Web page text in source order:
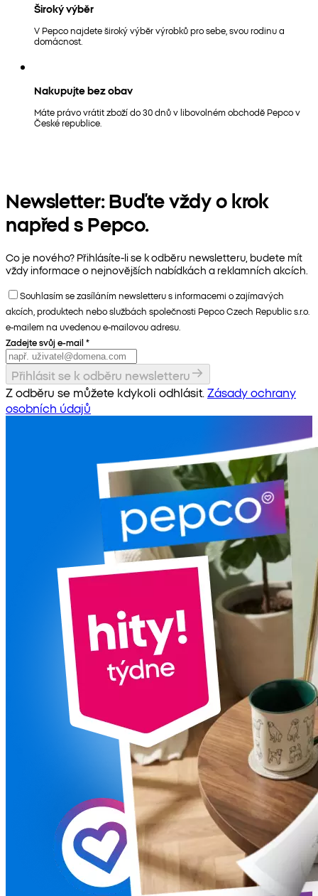
Široký výběr
V Pepco najdete široký výběr výrobků pro sebe, svou rodinu a
domácnost.
Nakupujte bez obav
Máte právo vrátit zboží do 30 dnů v libovolném obchodě Pepco v
České republice.
Newsletter: Buďte vždy o krok
napřed s Pepco.
Co je nového? Přihlásíte-li se k odběru newsletteru, budete mít
vždy informace o nejnovějších nabídkách a reklamních akcích.
Souhlasím se zasíláním newsletteru s informacemi o zajímavých
akcích, produktech nebo službách společnosti Pepco Czech Republic s.r.o.
e-mailem na uvedenou e-mailovou adresu.
Zadejte svůj e-mail *
Přihlásit se k odběru newsletteru
Z odběru se můžete kdykoli odhlásit. Zásady ochrany
osobních údajů